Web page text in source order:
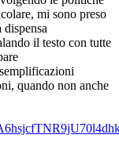
mi sono preso
il testo con tutte
quando non anche